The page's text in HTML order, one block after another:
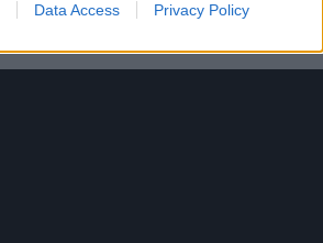
Data Access Privacy Policy